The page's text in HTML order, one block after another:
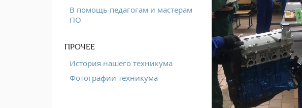
В помощь педагогам и мастерам
ПО
ПРОЧЕЕ
История нашего техникума
Фотографии техникума